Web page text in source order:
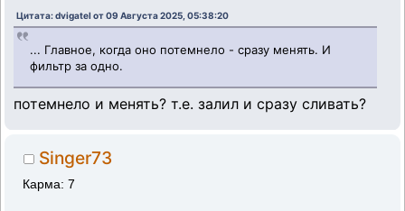
Цитата: dvigatel от 09 Августа 2025, 05:38:20
... Главное, когда оно потемнело - сразу менять. И
фильтр за одно.
потемнело и менять? т.е. залил и сразу сливать?
Singer73
Карма: 7